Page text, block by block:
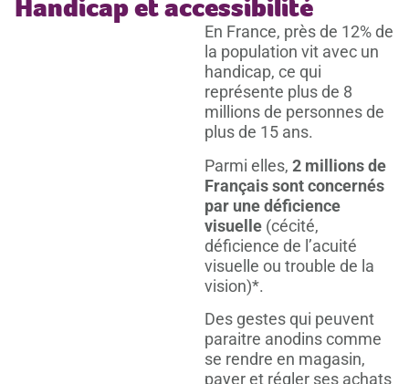
Handicap et accessibilité
En France, près de 12% de
la population vit avec un
handicap, ce qui
représente plus de 8
millions de personnes de
plus de 15 ans.
Parmi elles, 2 millions de
Français sont concernés
par une déficience
visuelle (cécité,
déficience de l’acuité
visuelle ou trouble de la
vision)*.
Des gestes qui peuvent
paraitre anodins comme
se rendre en magasin,
payer et régler ses achats